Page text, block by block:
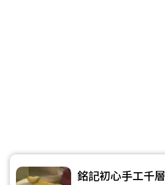
銘記初心手工千層